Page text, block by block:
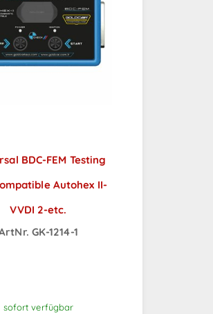
BDC-FEM Testing
Autohex II-
VVDI 2-etc.
GK-1214-1
sofort verfügbar